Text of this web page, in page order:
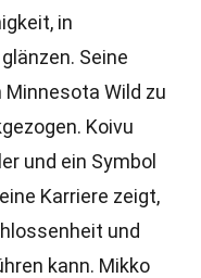
in
Seine
Wild zu
Koivu
und ein Symbol
Karriere zeigt,
und
kann. Mikko